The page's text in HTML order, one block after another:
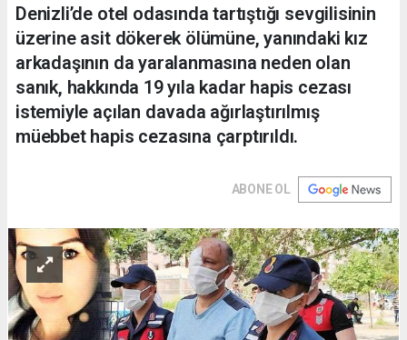
Denizli’de otel odasında tartıştığı sevgilisinin
üzerine asit dökerek ölümüne, yanındaki kız
arkadaşının da yaralanmasına neden olan
sanık, hakkında 19 yıla kadar hapis cezası
istemiyle açılan davada ağırlaştırılmış
müebbet hapis cezasına çarptırıldı.
ABONE OL